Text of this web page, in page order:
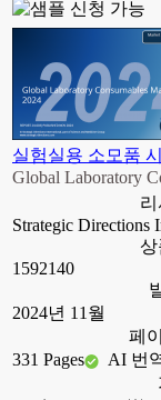
실험실용 소모품
Global Laboratory
Strategic Directions
상
1592140
2024년 11월
페
331 Pages
AI 번